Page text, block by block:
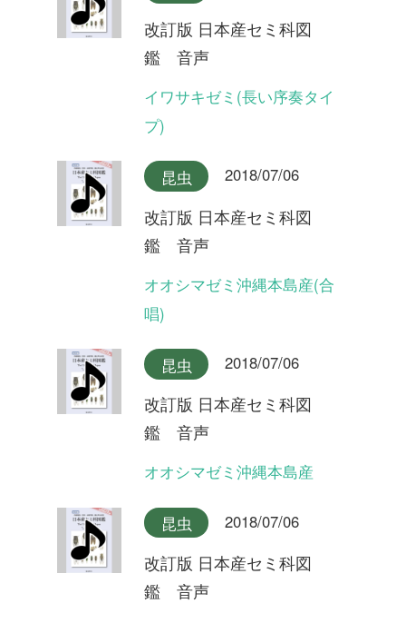
昆虫 2018/07/06
改訂版 日本産セミ科図
い序奏タイプ)
昆虫 2018/07/06
改訂版 日本産セミ科図
鑑 音声
昆虫
改訂版 日本産セミ科図
鑑 音声
ツクツクボウシ
昆虫 2018/07/06
改訂版 日本産セミ科図
鑑 音声
タイワンヒグラシ(合唱)
昆虫 2018/07/06